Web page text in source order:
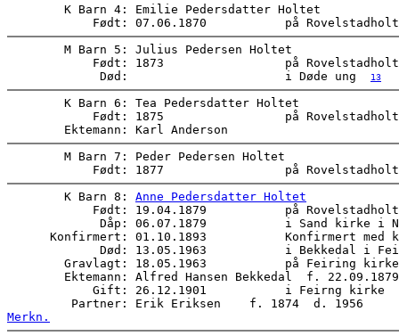
        K Barn 4: Emilie Pedersdatter Holtet
Født: 07.06.1870           på
        M Barn 5: Julius Pedersen Holtet
Født: 1873                 på
             Død:                      i Døde ung
13
        K Barn 6: Tea Pedersdatter Holtet
Født: 1875                 på
        M Barn 7: Peder Pedersen Holtet
        K Barn 8:
Anne Pedersdatter Holtet
Født: 19.04.1879           på
Dåp: 06.07.1879           i Sand kirke
Konfirmert: 01.10.1893           Konfirmert
Død: 13.05.1963           i Bekkedal i
Gravlagt: 18.05.1963           på Feiring
Ektemann: Alfred Hansen Bekkedal  f.
            Gift: 26.12.1901           i Feirng kirke
Merkn.